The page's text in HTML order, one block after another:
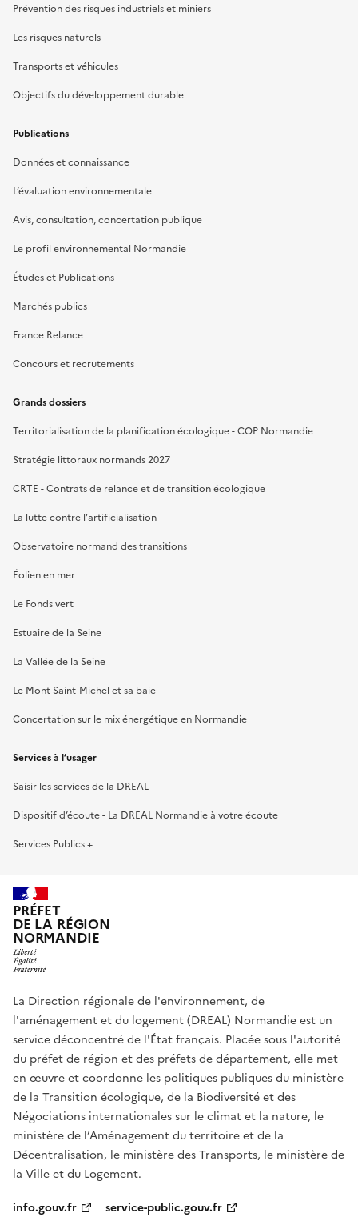
Prévention des risques industriels et miniers
Les risques naturels
Transports et véhicules
Objectifs du développement durable
Publications
Données et connaissance
L’évaluation environnementale
Avis, consultation, concertation publique
Le profil environnemental Normandie
Études et Publications
Marchés publics
France Relance
Concours et recrutements
Grands dossiers
Territorialisation de la planification écologique - COP Normandie
Stratégie littoraux normands 2027
CRTE - Contrats de relance et de transition écologique
La lutte contre l’artificialisation
Observatoire normand des transitions
Éolien en mer
Le Fonds vert
Estuaire de la Seine
La Vallée de la Seine
Le Mont Saint-Michel et sa baie
Concertation sur le mix énergétique en Normandie
Services à l’usager
Saisir les services de la DREAL
Dispositif d’écoute - La DREAL Normandie à votre écoute
Services Publics +
PRÉFET
DE LA RÉGION
NORMANDIE
La Direction régionale de l'environnement, de
l'aménagement et du logement (DREAL) Normandie est un
service déconcentré de l'État français. Placée sous l'autorité
du préfet de région et des préfets de département, elle met
en œuvre et coordonne les politiques publiques du ministère
de la Transition écologique, de la Biodiversité et des
Négociations internationales sur le climat et la nature, le
ministère de l’Aménagement du territoire et de la
Décentralisation, le ministère des Transports, le ministère de
la Ville et du Logement.
info.gouv.fr
service-public.gouv.fr